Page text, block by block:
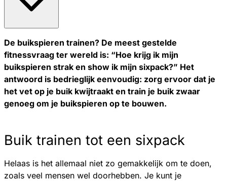
De buikspieren trainen? De meest gestelde
fitnessvraag ter wereld is: “Hoe krijg ik mijn
buikspieren strak en show ik mijn sixpack?” Het
antwoord is bedrieglijk eenvoudig: zorg ervoor dat je
het vet op je buik kwijtraakt en train je buik zwaar
genoeg om je buikspieren op te bouwen.
Buik trainen tot een sixpack
Helaas is het allemaal niet zo gemakkelijk om te doen,
zoals veel mensen wel doorhebben. Je kunt je